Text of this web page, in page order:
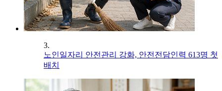
3.
노인일자리 안전관리 강화, 안전전담인력 613명 첫
배치